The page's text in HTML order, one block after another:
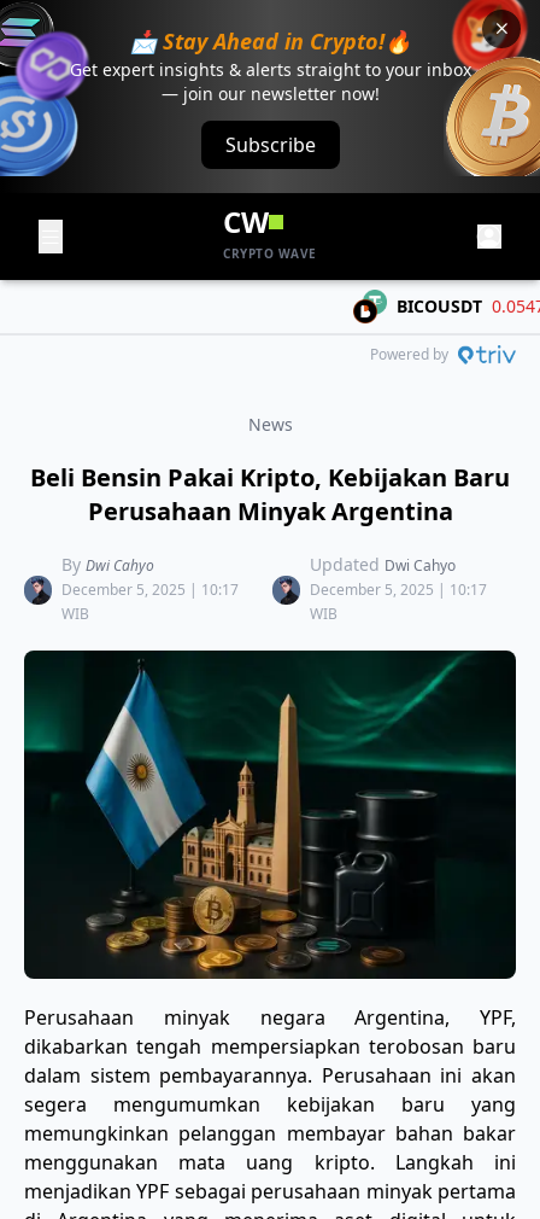
📩 Stay Ahead in Crypto!🔥
Get expert insights & alerts straight to your inbox
— join our newsletter now!
Subscribe
CW
CRYPTO WAVE
BICOUSDT 0.05474
Powered by
News
Beli Bensin Pakai Kripto, Kebijakan Baru
Perusahaan Minyak Argentina
By Dwi Cahyo
December 5, 2025 | 10:17
WIB
Updated Dwi Cahyo
December 5, 2025 | 10:17
WIB
​Perusahaan minyak negara Argentina, YPF,
dikabarkan tengah mempersiapkan terobosan baru
dalam sistem pembayarannya. Perusahaan ini akan
segera mengumumkan kebijakan baru yang
memungkinkan pelanggan membayar bahan bakar
menggunakan mata uang kripto. Langkah ini
menjadikan YPF sebagai perusahaan minyak pertama